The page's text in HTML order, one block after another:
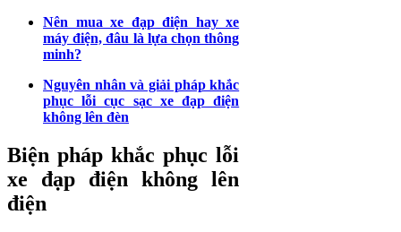
Nên mua xe đạp điện hay xe
máy điện, đâu là lựa chọn thông
minh?
Nguyên nhân và giải pháp khắc
phục lỗi cục sạc xe đạp điện
không lên đèn
Biện pháp khắc phục lỗi
xe đạp điện không lên
điện